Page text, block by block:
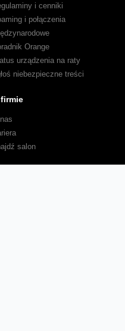
i cenniki
i połączenia
Orange
urządzenia na raty
niebezpieczne treści
salon